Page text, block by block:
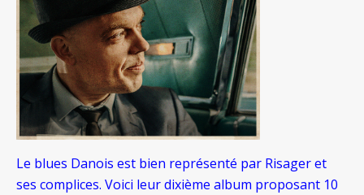
Le blues Danois est bien représenté par Risager et
ses complices. Voici leur dixième album proposant 10